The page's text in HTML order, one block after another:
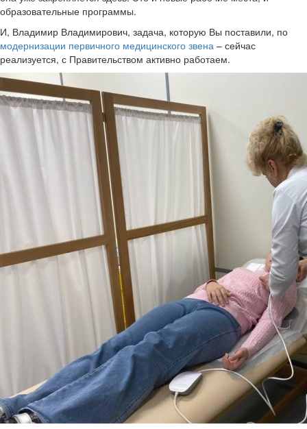
образовательные программы.
И, Владимир Владимирович, задача, которую Вы поставили, по
модернизации первичного медицинского звена – сейчас
реализуется, с Правительством активно работаем.